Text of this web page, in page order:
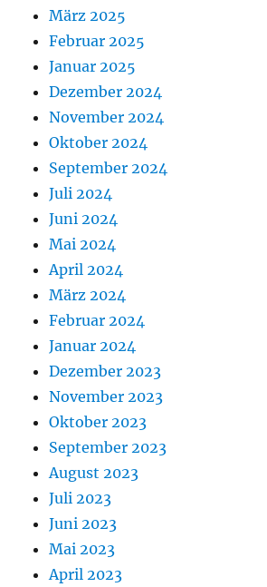
März 2025
Februar 2025
Januar 2025
Dezember 2024
November 2024
Oktober 2024
September 2024
Juli 2024
Juni 2024
Mai 2024
April 2024
März 2024
Februar 2024
Januar 2024
Dezember 2023
November 2023
Oktober 2023
September 2023
August 2023
Juli 2023
Juni 2023
Mai 2023
April 2023